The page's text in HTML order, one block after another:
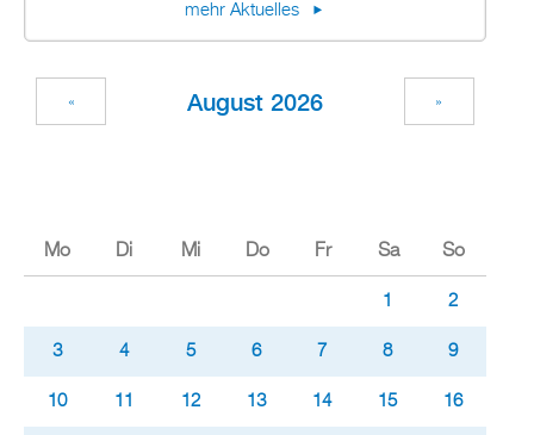
mehr Ak­tu­el­les
Au­gust 2026
« »
Mo Di Mi Do Fr Sa So
1 2
3 4 5 6 7 8 9
10 11 12 13 14 15 16